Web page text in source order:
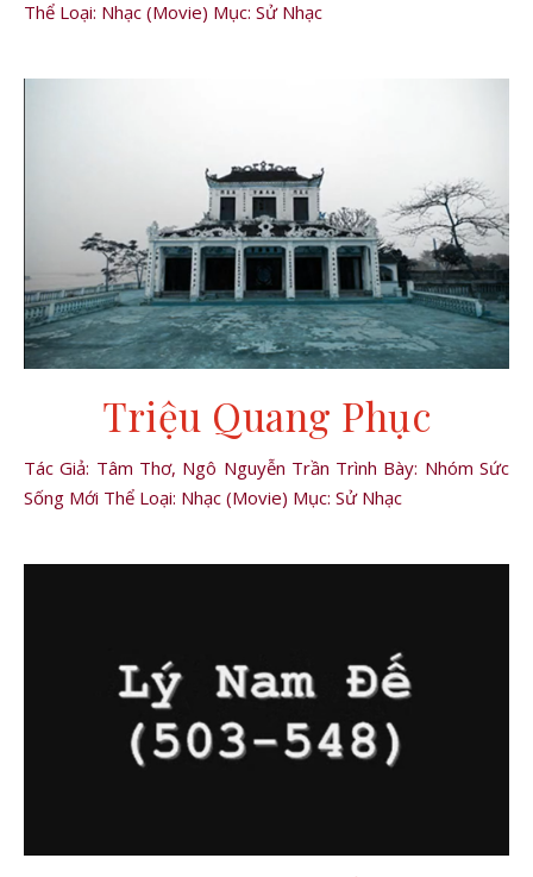
Thể Loại: Nhạc (Movie) Mục: Sử Nhạc
Triệu Quang Phục
Tác Giả: Tâm Thơ, Ngô Nguyễn Trần Trình Bày: Nhóm Sức
Sống Mới Thể Loại: Nhạc (Movie) Mục: Sử Nhạc